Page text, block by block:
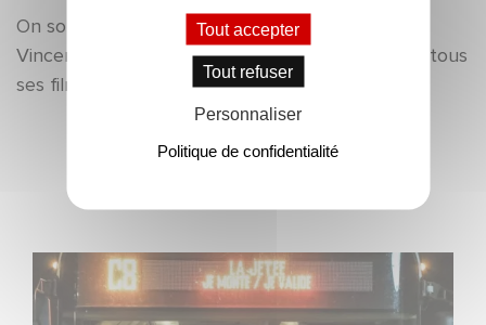
On souhaitera donc un très bon anniversaire à
Vincent Lindon, et on vous invite à voir et revoir tous
ses films !
Dernières actualités
Une date de sortie pour le nouveau film de Franck
Dubosc
Tout accepter
Tout refuser
Personnaliser
Politique de confidentialité